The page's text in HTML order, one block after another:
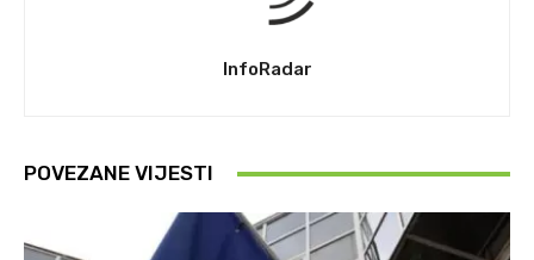
InfoRadar
POVEZANE VIJESTI